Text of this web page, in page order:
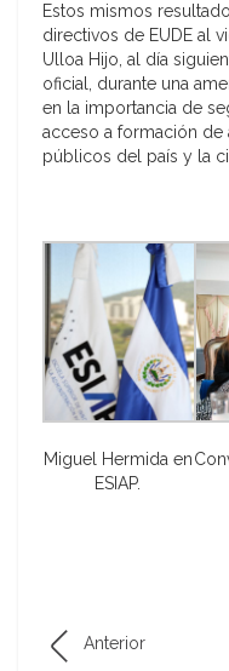
Estos mismos
directivos de EUDE al
Ulloa Hijo, al día
oficial, durante una
en la importancia de
acceso a formación de
públicos del país y la
Miguel Hermida en
ESIAP.
Anterior